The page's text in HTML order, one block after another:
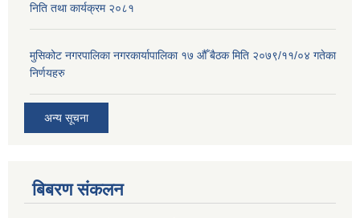
निति तथा कार्यक्रम २०८१
मुसिकोट नगरपालिका नगरकार्यापालिका १७ औँ बैठक मिति २०७९/११/०४ गतेका
निर्णयहरु
अन्य सूचना
बिबरण संकलन